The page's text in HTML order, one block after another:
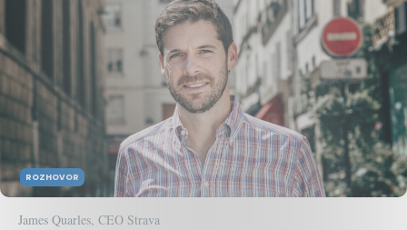
ROZHOVOR
James Quarles, CEO Strava